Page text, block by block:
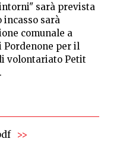
sarà prevista
sarà
comunale a
per il
volontariato Petit